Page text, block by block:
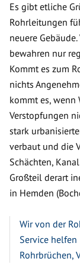
Es gibt etliche
Rohrleitungen
neuere
bewahren nur
Kommt es zum
nichts
kommt es, wenn
Verstopfungen
stark
verbaut und die
Schächten,
Großteil derart
in Hemden
Wir von der
Service
Rohrbrüchen,